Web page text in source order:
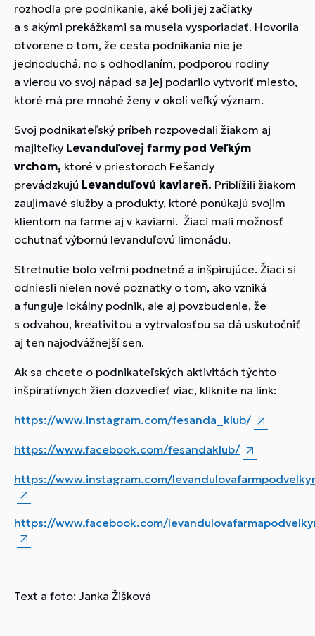
rozhodla pre podnikanie, aké boli jej začiatky
a s akými prekážkami sa musela vysporiadať. Hovorila
otvorene o tom, že cesta podnikania nie je
jednoduchá, no s odhodlaním, podporou rodiny
a vierou vo svoj nápad sa jej podarilo vytvoriť miesto,
ktoré má pre mnohé ženy v okolí veľký význam.
Svoj podnikateľský príbeh rozpovedali žiakom aj
majiteľky Levanduľovej farmy pod Veľkým
vrchom, ktoré v priestoroch Fešandy
prevádzkujú Levanduľovú kaviareň. Priblížili žiakom
zaujímavé služby a produkty, ktoré ponúkajú svojim
klientom na farme aj v kaviarni. Žiaci mali možnosť
ochutnať výbornú levanduľovú limonádu.
Stretnutie bolo veľmi podnetné a inšpirujúce. Žiaci si
odniesli nielen nové poznatky o tom, ako vzniká
a funguje lokálny podnik, ale aj povzbudenie, že
s odvahou, kreativitou a vytrvalosťou sa dá uskutočniť
aj ten najodvážnejší sen.
Ak sa chcete o podnikateľských aktivitách týchto
inšpiratívnych žien dozvedieť viac, kliknite na link:
https://www.instagram.com/fesanda_klub/
https://www.facebook.com/fesandaklub/
https://www.instagram.com/
https://www.facebook.com/
Text a foto: Janka Žišková